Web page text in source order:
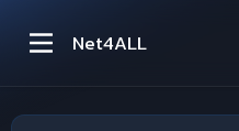
Net4ALL